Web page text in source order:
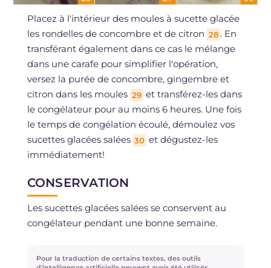
Placez à l'intérieur des moules à sucette glacée
les rondelles de concombre et de citron 28 . En
transférant également dans ce cas le mélange
dans une carafe pour simplifier l'opération,
versez la purée de concombre, gingembre et
citron dans les moules 29 et transférez-les dans
le congélateur pour au moins 6 heures. Une fois
le temps de congélation écoulé, démoulez vos
sucettes glacées salées 30 et dégustez-les
immédiatement!
CONSERVATION
Les sucettes glacées salées se conservent au
congélateur pendant une bonne semaine.
Pour la traduction de certains textes, des outils